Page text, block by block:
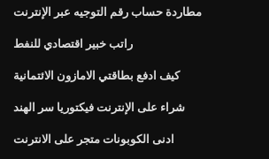
مطاردة حساب رقم التوجيه عبر الإنترنت
راتب خبير اقتصادي للنفط
كيف ادفع بطاقتي الامازون الائتمانية
شراء على الإنترنت فيكتوريا سر الهند
ادنى الكوبونات متجر على الانترنت